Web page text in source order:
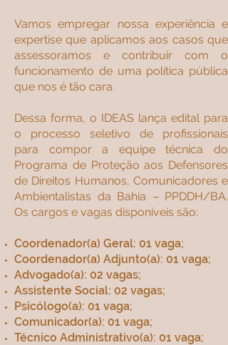
Vamos empregar nossa experiência e
expertise que aplicamos aos casos que
assessoramos e contribuir com o
funcionamento de uma política pública
que nos é tão cara.
Dessa forma, o IDEAS lança edital para
o processo seletivo de profissionais
para compor a equipe técnica do
Programa de Proteção aos Defensores
de Direitos Humanos, Comunicadores e
Ambientalistas da Bahia – PPDDH/BA.
Os cargos e vagas disponíveis são:
Coordenador(a) Geral: 01 vaga;
Coordenador(a) Adjunto(a): 01 vaga;
Advogado(a): 02 vagas;
Assistente Social: 02 vagas;
Psicólogo(a): 01 vaga;
Comunicador(a): 01 vaga;
Técnico Administrativo(a): 01 vaga;